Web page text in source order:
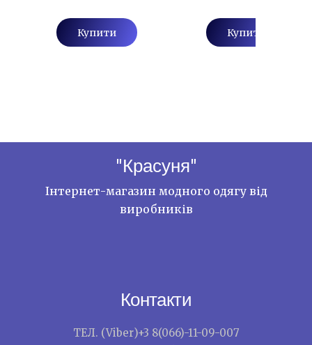
Купити Купити
"Красуня"
Інтернет-магазин модного одягу від
виробників
Контакти
ТЕЛ. (Viber)+3 8(066)-11-09-007